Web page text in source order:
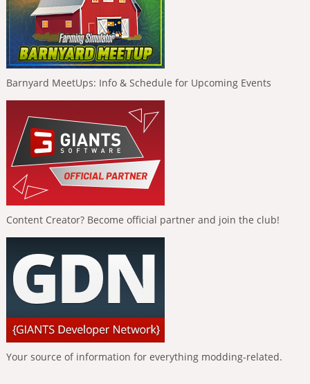
Barnyard MeetUps: Info & Schedule for Upcoming Events
Content Creator? Become official partner and join the club!
Your source of information for everything modding-related.